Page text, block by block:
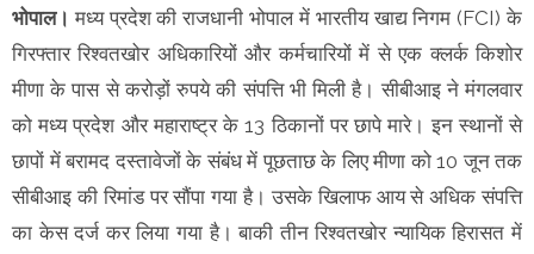
भोपाल।मध्य प्रदेश की राजधानी भोपाल में भारतीय खाद्य निगम (FCI) के
गिरफ्तार रिश्वतखोर अधिकारियों और कर्मचारियों में से एक क्लर्क किशोर
मीणा के पास से करोड़ों रुपये की संपत्ति भी मिली है। सीबीआइ ने मंगलवार
को मध्य प्रदेश और महाराष्ट्र के 13 ठिकानों पर छापे मारे। इन स्थानों से
छापों में बरामद दस्तावेजों के संबंध में पूछताछ के लिए मीणा को 10 जून तक
सीबीआइ की रिमांड पर सौंपा गया है। उसके खिलाफ आय से अधिक संपत्ति
का केस दर्ज कर लिया गया है। बाकी तीन रिश्वतखोर न्यायिक हिरासत में